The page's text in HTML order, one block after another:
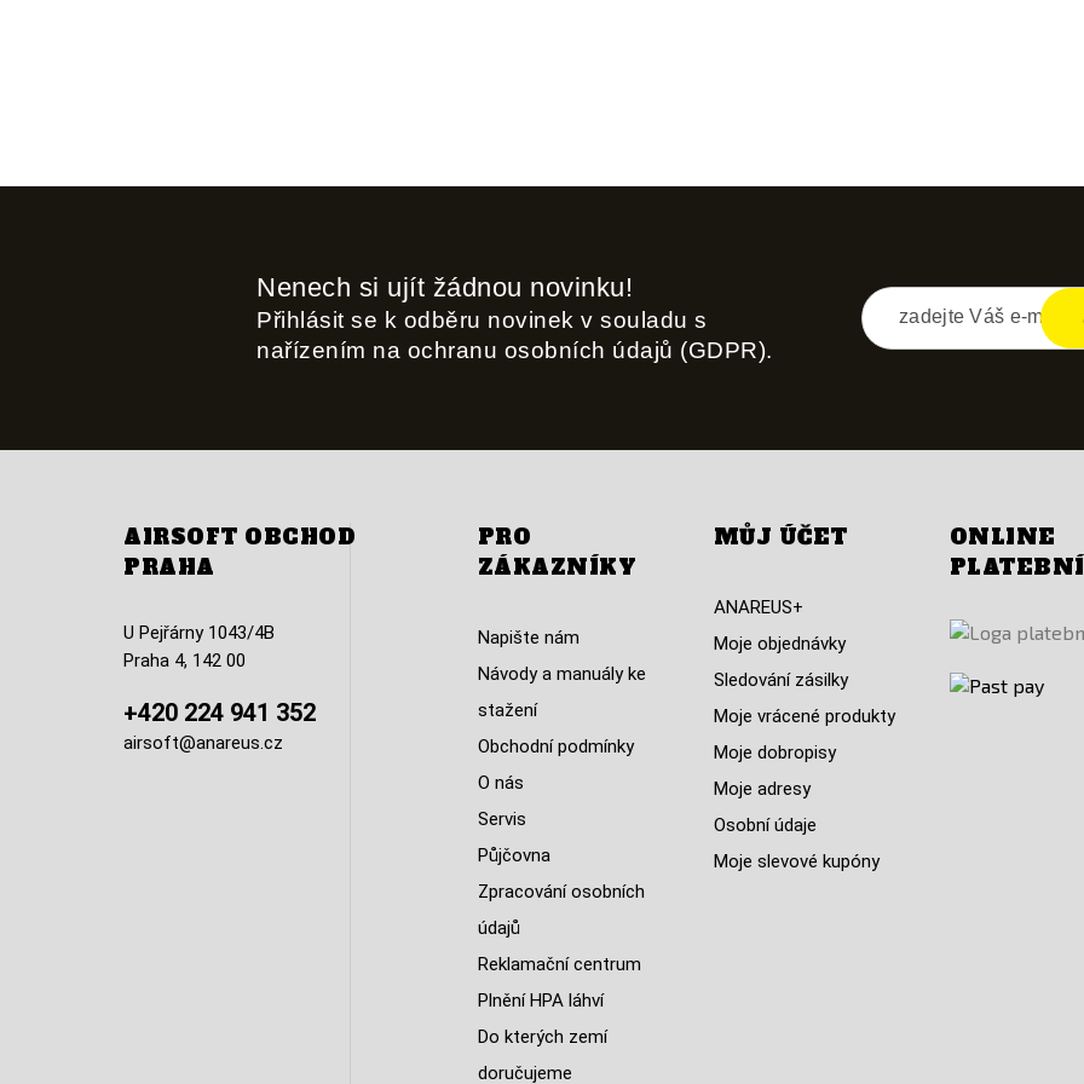
Nenech si ujít žádnou novinku!
Přihlásit se k odběru novinek v souladu s
nařízením na ochranu osobních údajů (GDPR).
AIRSOFT OBCHOD
PRAHA
U Pejřárny 1043/4B
Praha 4, 142 00
+420 224 941 352
airsoft@anareus.cz
PRO
ZÁKAZNÍKY
Napište nám
Návody a manuály ke
stažení
Obchodní podmínky
O nás
Servis
Půjčovna
Zpracování osobních
údajů
Reklamační centrum
Plnění HPA láhví
Do kterých zemí
doručujeme
MŮJ ÚČET
ANAREUS+
Moje objednávky
Sledování zásilky
Moje vrácené produkty
Moje dobropisy
Moje adresy
Osobní údaje
Moje slevové kupóny
ONLINE